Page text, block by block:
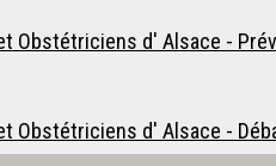
Obstétriciens d' Alsace -
Obstétriciens d' Alsace -